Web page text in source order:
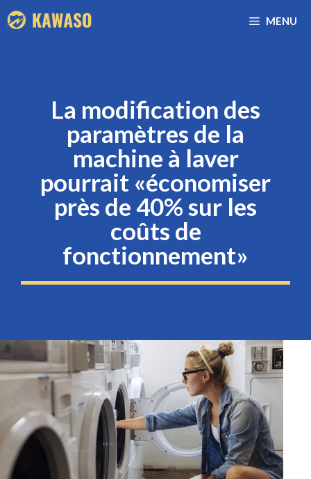
Aller
au
MENU
La modification des
paramètres de la
machine à laver
pourrait «économiser
près de 40% sur les
coûts de
fonctionnement»